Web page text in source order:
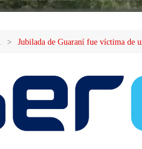
Jubilada de Guaraní fue víctima de